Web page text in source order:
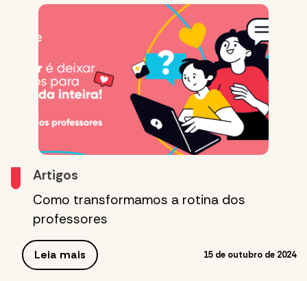
Artigos
Como transformamos a rotina dos
professores
Leia mais 15 de outubro de 2024